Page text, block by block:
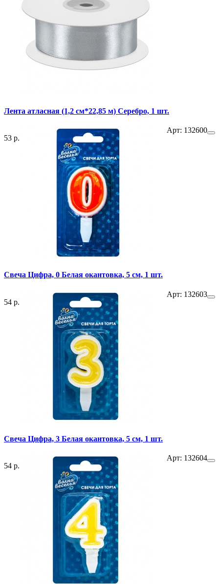
Лента атласная (1,2 см*22,85 м) Серебро, 1 шт.
53 р.
Арт: 132600
Свеча Цифра, 0 Белая окантовка, 5 см, 1 шт.
54 р.
Арт: 132603
Свеча Цифра, 3 Белая окантовка, 5 см, 1 шт.
54 р.
Арт: 132604